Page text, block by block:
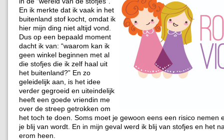
En ik merkte dat ik vaak in het
buitenland stof kocht, omdat ik
hier mijn ding niet altijd vond.
Dus op een bepaald moment
dacht ik van: “waarom kan ik
geen winkel beginnen met al
die stofjes die ik zelf haal uit
het buitenland?” En zo
geleidelijk aan, is het idee
verder gegroeid en uiteindelijk
heeft een goede vriendin me
over de streep getrokken om
het toch te doen. Soms moet je gewoon eens een risico nemen
je blij van wordt. En in mijn geval werd ik blij van stofjes en het
erom heen.